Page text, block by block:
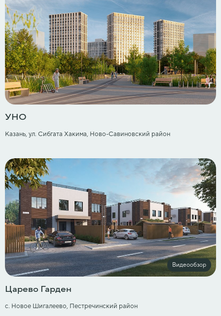
УНО
Казань, ул. Сибгата Хакима, Ново-Cавиновский район
Видеообзор
Царево Гарден
с. Новое Шигалеево, Пестречинский район